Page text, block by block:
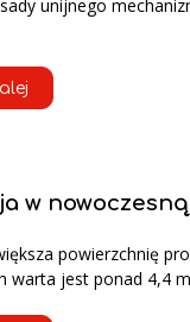
unijnego
w
powierzchnię
warta jest ponad 4,4